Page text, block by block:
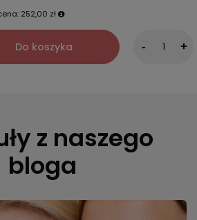
252,00 zł
Do koszyka - +
z naszego
bloga